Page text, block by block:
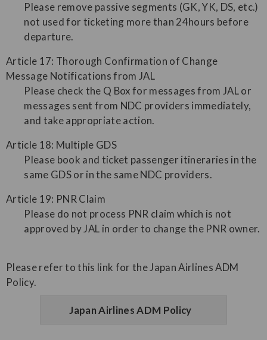
Please remove passive segments (GK, YK, DS, etc.)
not used for ticketing more than 24hours before
departure.
Article 17: Thorough Confirmation of Change
Message Notifications from JAL
Please check the Q Box for messages from JAL or
messages sent from NDC providers immediately,
and take appropriate action.
Article 18: Multiple GDS
Please book and ticket passenger itineraries in the
same GDS or in the same NDC providers.
Article 19: PNR Claim
Please do not process PNR claim which is not
approved by JAL in order to change the PNR owner.
Please refer to this link for the Japan Airlines ADM
Policy.
Japan Airlines ADM Policy